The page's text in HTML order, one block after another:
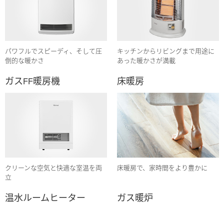
パワフルでスピーディ、そして圧
倒的な暖かさ
キッチンからリビングまで用途に
あった暖かさが満載
ガスFF暖房機
クリーンな空気と快適な室温を両
立
床暖房
床暖房で、家時間をより豊かに
温水ルームヒーター ガス暖炉